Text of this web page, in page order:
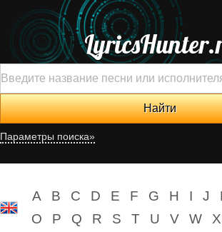
Параметры поиска»
A B C D E F G H I J
O
P Q R S T U V W X